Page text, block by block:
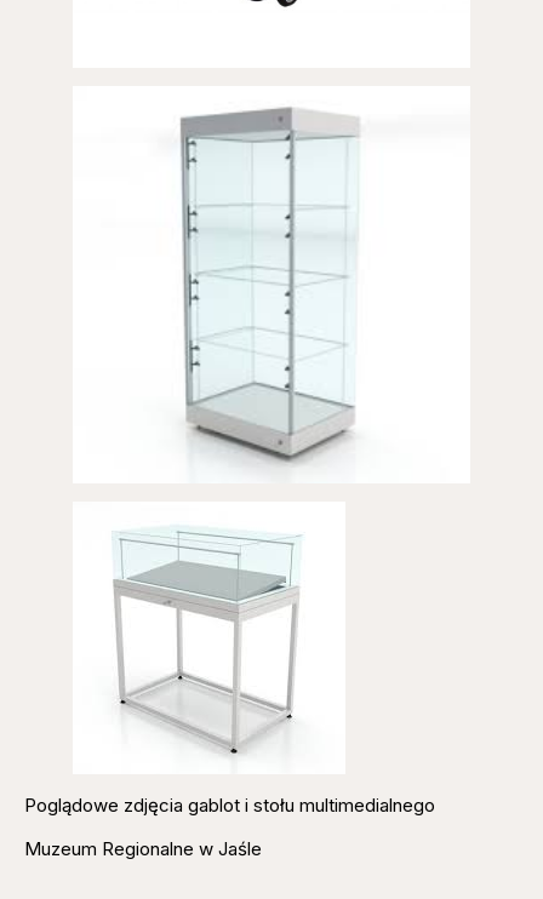
Poglądowe zdjęcia gablot i stołu multimedialnego
Muzeum Regionalne w Jaśle